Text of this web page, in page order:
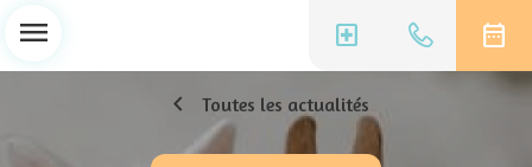
local_hospital date_range
menu
chevron_left Toutes les actualités